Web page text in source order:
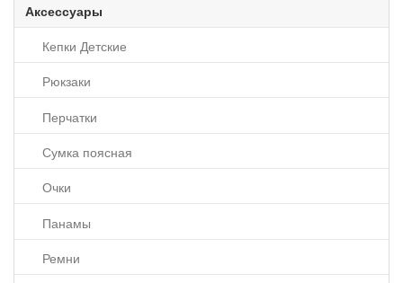
Аксессуары
Кепки Детские
Рюкзаки
Перчатки
Сумка поясная
Очки
Панамы
Ремни